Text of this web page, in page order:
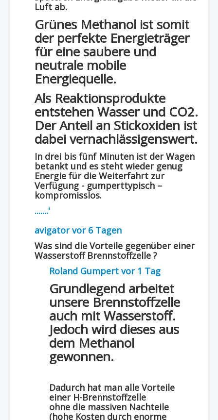
Luft ab.
Grünes Methanol ist somit
der perfekte Energieträger
für eine saubere und
neutrale mobile
Energiequelle.
Als Reaktionsprodukte
entstehen Wasser und CO2.
Der Anteil an Stickoxiden ist
dabei vernachlässigenswert.
In drei bis fünf Minuten ist der Wagen
betankt und es steht wieder genug
Energie für die Weiterfahrt zur
Verfügung - gumperttypisch –
kompromisslos.
.......'
avigatorvor 6 Tagen
Was sind die Vorteile gegenüber einer
Wasserstoff Brennstoffzelle ?
Roland Gumpert vor 1 Tag
Grundlegend arbeitet
unsere Brennstoffzelle
auch mit Wasserstoff.
Jedoch wird dieses aus
dem Methanol
gewonnen.
Dadurch hat man alle Vorteile
einer H-Brennstoffzelle
ohne die massiven Nachteile
(hohe Kosten durch enorme